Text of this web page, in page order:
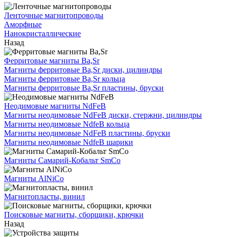
Ленточные магнитопроводы
Аморфные
Нанокристаллические
Назад
Ферритовые магниты Ba,Sr
Магниты ферритовые Ba,Sr диски, цилиндры
Магниты ферритовые Ba,Sr кольца
Магниты ферритовые Ba,Sr пластины, бруски
Неодимовые магниты NdFeB
Магниты неодимовые NdFeB диски, стержни, цилиндры
Магниты неодимовые NdfeB кольца
Магниты неодимовые NdFeB пластины, бруски
Магниты неодимовые NdfeB шарики
Магниты Самарий-Кобальт SmCo
Магниты AlNiCo
Магнитопласты, винил
Поисковые магниты, сборщики, крючки
Назад